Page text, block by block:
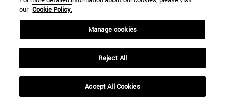
(Hameroff y Penrose 1996; 2014; Hameroff 2007;
Penrose y Hameroff 2011). El motivo aducido por
Penrose para recurrir a la MC no es que su intrínseca
aleatoriedad dé espacio para que la causación
mental sea eficaz. Su punto de partida conceptual es
que la emergencia de un acto consciente es un
proceso que no puede ser descrito de manera
our Cookie Policy.
Manage cookies
Reject All
Accept All Cookies